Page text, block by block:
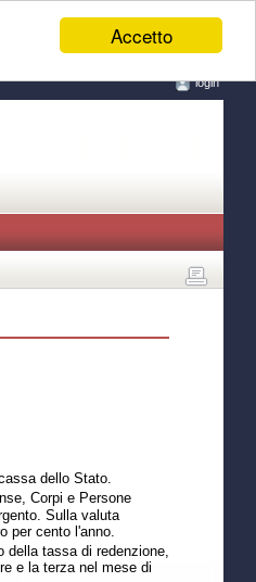
Accetto
login
dello Stato.
Corpi e Persone
Sulla valuta
per cento l'anno.
tassa di redenzione,
e la terza nel mese di